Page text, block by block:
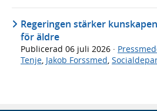
Regeringen stärker
för äldre
Publicerad 06 juli 2026 ·
Tenje Jakob Forssmed